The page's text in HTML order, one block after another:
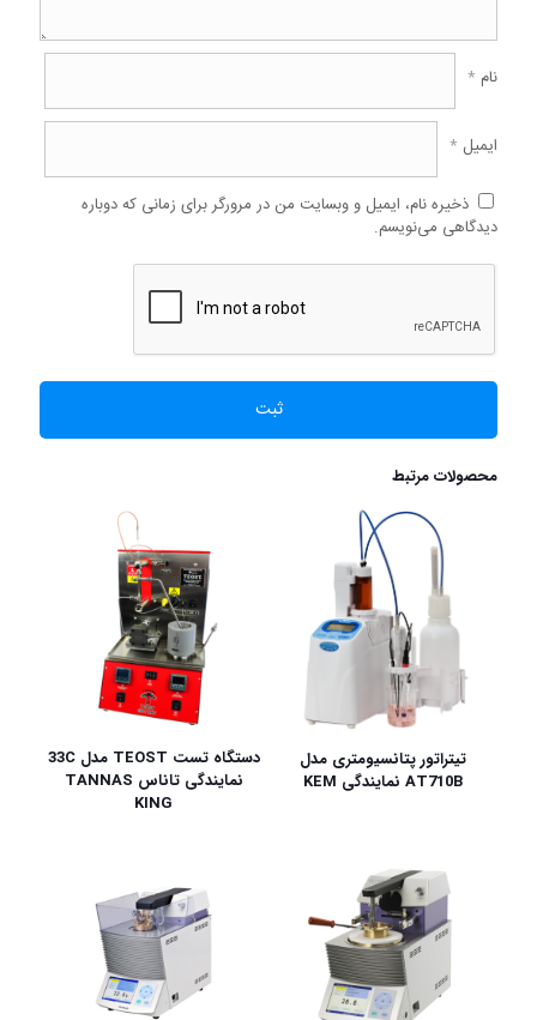
نام *
ایمیل *
ذخیره نام، ایمیل و وبسایت من در مرورگر برای زمانی که دوباره
دیدگاهی می‌نویسم.
محصولات مرتبط
تیتراتور پتانسیومتری مدل
AT710B نمایندگی KEM
دستگاه تست TEOST مدل 33C
نمایندگی تاناس TANNAS
KING